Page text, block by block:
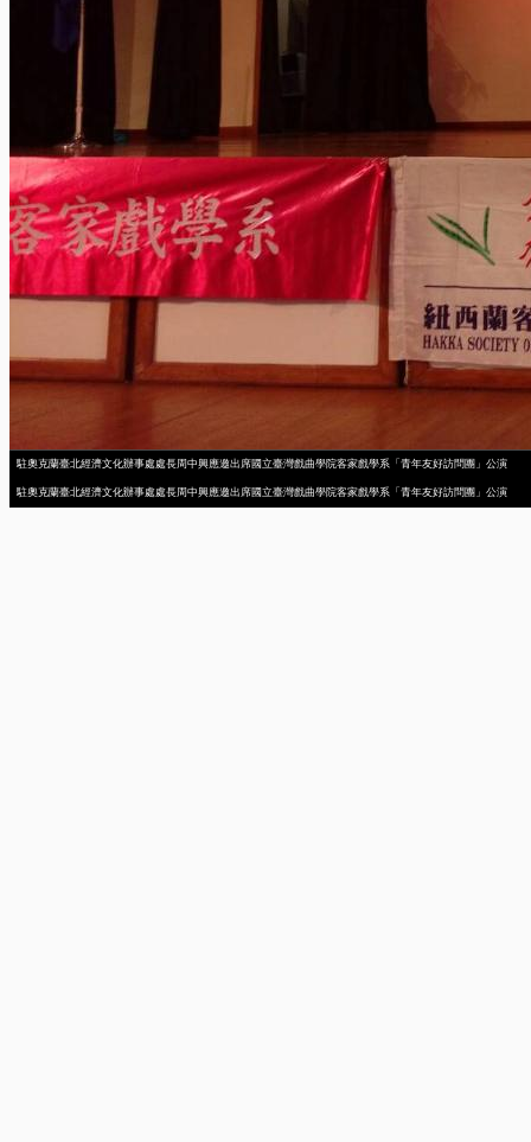
駐奧克蘭臺北經濟文化辦事處處長周中興應邀出席國立臺灣戲曲學院客家戲學系「青年友好訪問團」公演
駐奧克蘭臺北經濟文化辦事處處長周中興應邀出席國立臺灣戲曲學院客家戲學系「青年友好訪問團」公演